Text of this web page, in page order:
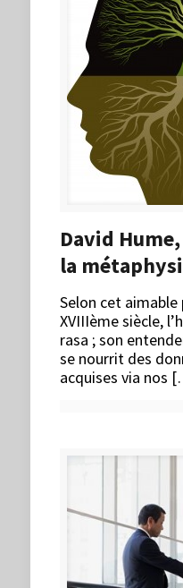
David
la
Selon cet aimable
XVIIIème siècle,
rasa ; son
se nourrit des
acquises via nos